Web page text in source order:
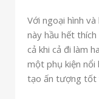
Với ngoại hình
này hầu hết
cả khi cả đi làm
một phụ kiện
tạo ấn tượng tốt